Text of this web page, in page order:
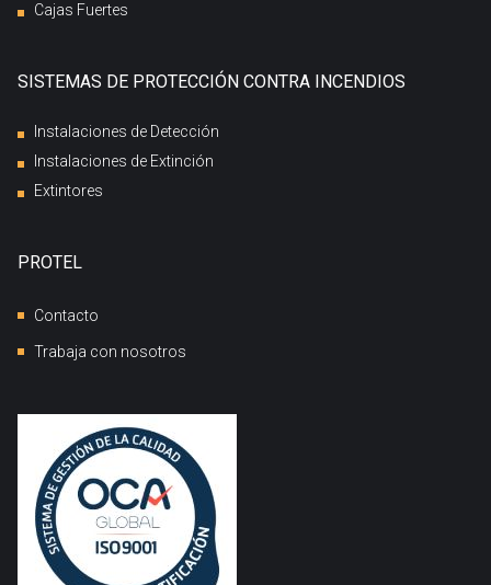
Cajas Fuertes
SISTEMAS DE PROTECCIÓN CONTRA INCENDIOS
Instalaciones de Detección
Instalaciones de Extinción
Extintores
PROTEL
Contacto
Trabaja con nosotros